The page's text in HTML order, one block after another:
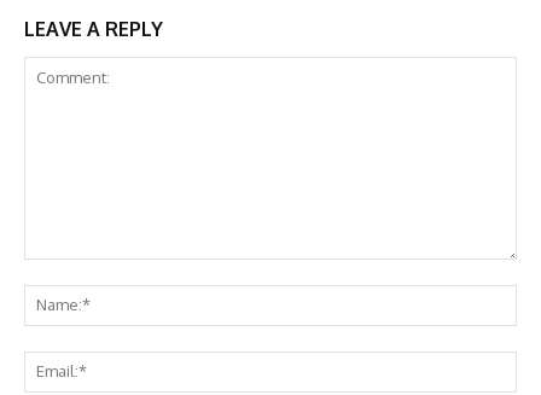
LEAVE A REPLY